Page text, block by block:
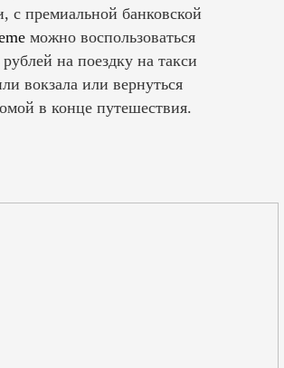
с премиальной банковской
можно воспользоваться
на поездку на такси
вокзала или вернуться
в конце путешествия.